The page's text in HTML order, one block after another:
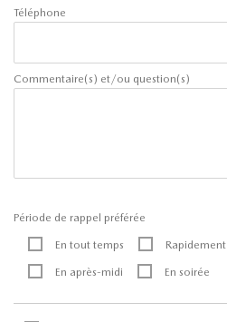
Téléphone
Commentaire(s) et/ou question(s)
Période de rappel préférée
En tout temps Rapidement
En après-midi En soirée